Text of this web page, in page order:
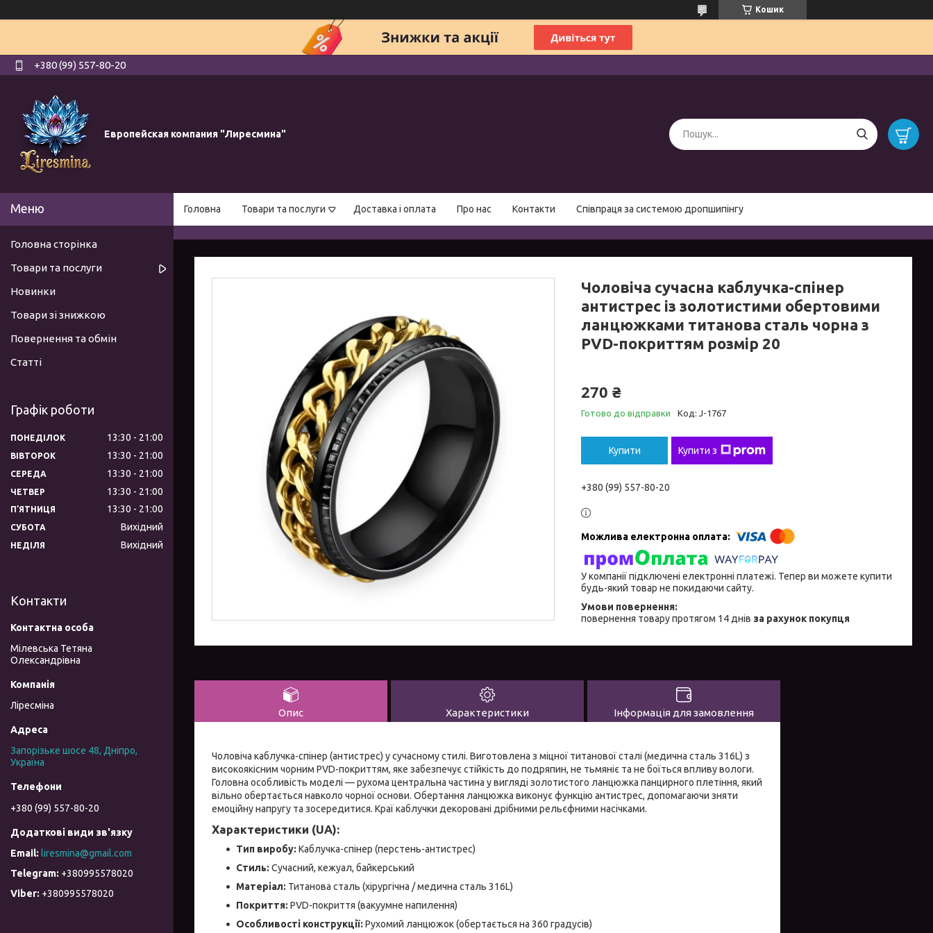
Кошик
+380 (99) 557-80-20
Европейская компания "Лиресмина"
Головна Товари та послуги Доставка і оплата Про нас Контакти Співпраця за системою дропшипінгу
Чоловіча сучасна каблучка-спінер
антистрес із золотистими обертовими
ланцюжками титанова сталь чорна з
PVD-покриттям розмір 20
270 ₴
Готово до відправки Код: J-1767
Купити Купити з
+380 (99) 557-80-20
У компанії підключені електронні платежі. Тепер ви можете купити
будь-який товар не покидаючи сайту.
повернення товару протягом 14 днів за рахунок покупця
Опис Характеристики Інформація для замовлення
Чоловіча каблучка-спінер (антистрес) у сучасному стилі. Виготовлена з міцної титанової сталі (медична сталь 316L) з
високоякісним чорним PVD-покриттям, яке забезпечує стійкість до подряпин, не тьмяніє та не боїться впливу вологи.
Головна особливість моделі — рухома центральна частина у вигляді золотистого ланцюжка панцирного плетіння, який
вільно обертається навколо чорної основи. Обертання ланцюжка виконує функцію антистрес, допомагаючи зняти
емоційну напругу та зосередитися. Краї каблучки декоровані дрібними рельєфними насічками.
Характеристики (UA):
Тип виробу: Каблучка-спінер (перстень-антистрес)
Стиль: Сучасний, кежуал, байкерський
Матеріал: Титанова сталь (хірургічна / медична сталь 316L)
Покриття: PVD-покриття (вакуумне напилення)
Особливості конструкції: Рухомий ланцюжок (обертається на 360 градусів)
Головна сторінка
Товари та послуги
Новинки
Товари зі знижкою
Повернення та обмін
Статті
Графік роботи
ПОНЕДІЛОК 13:30 21:00
ВІВТОРОК 13:30 21:00
СЕРЕДА 13:30 21:00
ЧЕТВЕР 13:30 21:00
ПʼЯТНИЦЯ 13:30 21:00
СУБОТА Вихідний
НЕДІЛЯ Вихідний
Контакти
Мілевська Тетяна
Олександрівна
Ліресміна
Запорізьке шосе 48, Дніпро,
Україна
+380 (99) 557-80-20
liresmina@gmail.com
+380995578020
+380995578020